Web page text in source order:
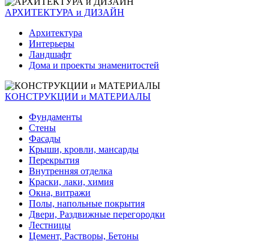
АРХИТЕКТУРА и ДИЗАЙН
Архитектура
Интерьеры
Ландшафт
Дома и проекты знаменитостей
КОНСТРУКЦИИ и МАТЕРИАЛЫ
Фундаменты
Стены
Фасады
Крыши, кровли, мансарды
Перекрытия
Внутренняя отделка
Краски, лаки, химия
Окна, витражи
Полы, напольные покрытия
Двери, Раздвижные перегородки
Лестницы
Цемент, Растворы, Бетоны